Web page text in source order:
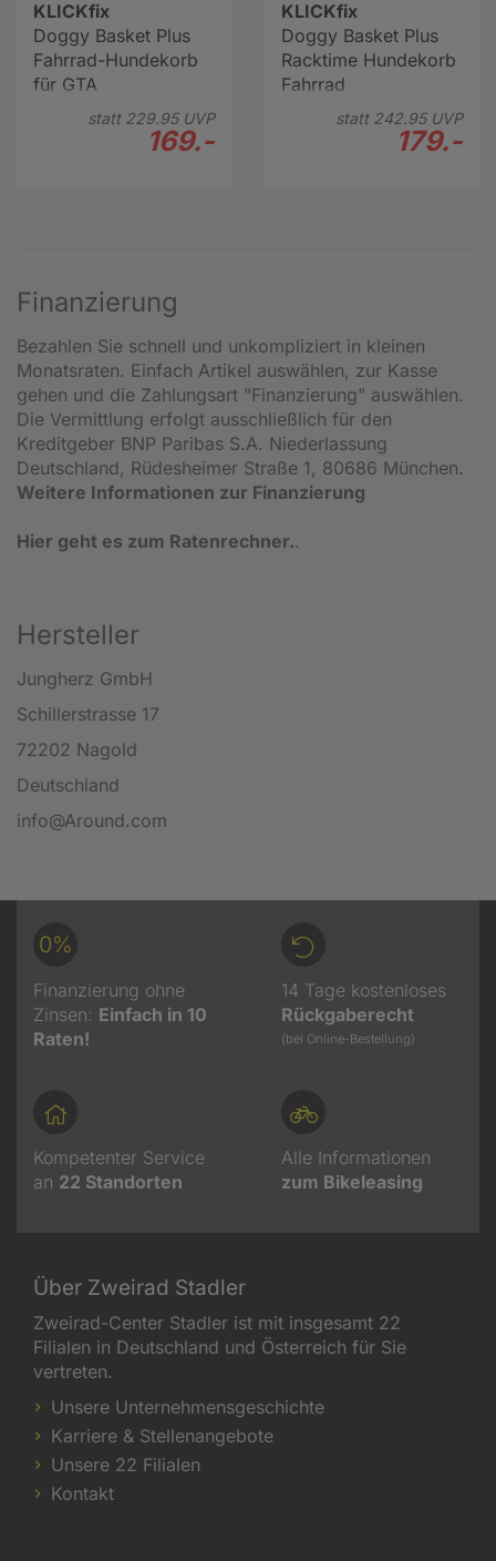
KLICKfix
Doggy Basket Plus
Fahrrad-Hundekorb
für GTA
statt 229.95UVP
169.-
KLICKfix
Doggy Basket Plus
Racktime Hundekorb
Fahrrad
statt 242.95UVP
179.-
Finanzierung
Bezahlen Sie schnell und unkompliziert in kleinen
Monatsraten. Einfach Artikel auswählen, zur Kasse
gehen und die Zahlungsart "Finanzierung" auswählen.
Die Vermittlung erfolgt ausschließlich für den
Kreditgeber BNP Paribas S.A. Niederlassung
Deutschland, Rüdesheimer Straße 1, 80686 München.
Weitere Informationen zur Finanzierung
Hier geht es zum Ratenrechner..
Hersteller
Jungherz GmbH
Schillerstrasse 17
72202 Nagold
Deutschland
info@Around.com
0%
Finanzierung ohne
Zinsen: Einfach in 10
Raten!
14 Tage kostenloses
Rückgaberecht
(bei Online-Bestellung)
Kompetenter Service
an 22 Standorten
Alle Informationen
zum Bikeleasing
Über Zweirad Stadler
Zweirad-Center Stadler ist mit insgesamt 22
Filialen in Deutschland und Österreich für Sie
vertreten.
Unsere Unternehmensgeschichte
Karriere & Stellenangebote
Unsere 22 Filialen
Kontakt